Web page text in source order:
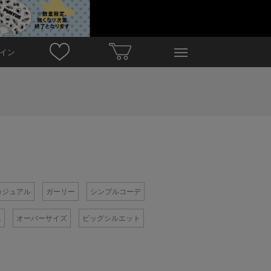
ン
ジュアル ガーリー シンプルコーデ
オーバーサイズ ビッグシルエット